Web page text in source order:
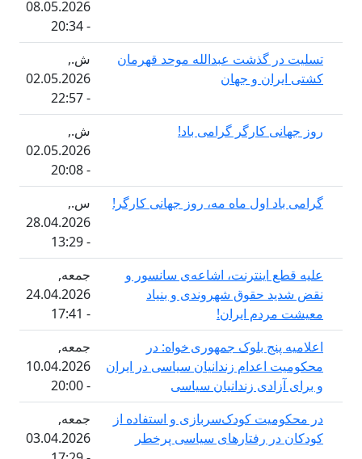
گذشت عبدالله موحد قهرمان
و جهان
ش.,
کارگر گرامی باد!
اول ماه مه، روز جهانی کارگر!
س.,
اینترنت، اشاعه‌ی سانسور و
حقوق شهروندی و بنیاد
ایران!
جمعه,
24.04.2026
پنج بلوک جمهوری خواه: در
اعدام‌ زندانیان سیاسی در ایران
زندانیان سیاسی
جمعه,
10.04.2026
کودک‌سربازی و استفاده از
رفتارهای سیاسی پرخطر
جمعه,
03.04.2026